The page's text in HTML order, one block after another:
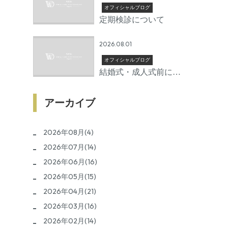
オフィシャルブログ
定期検診について
2026.08.01
オフィシャルブログ
結婚式・成人式前に矯
アーカイブ
2026年08月(4)
2026年07月(14)
2026年06月(16)
2026年05月(15)
2026年04月(21)
2026年03月(16)
2026年02月(14)